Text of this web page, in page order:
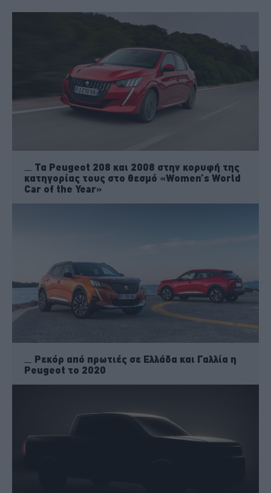
Τα Peugeot 208 και 2008 στην κορυφή της
κατηγορίας τους στο θεσμό «Women’s World
Car of the Year»
Ρεκόρ από πρωτιές σε Ελλάδα και Γαλλία η
Peugeot το 2020